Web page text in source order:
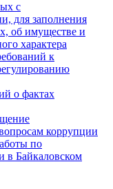
с
для заполнения
об имуществе и
характера
к
о фактах
коррупции
по
в Байкаловском